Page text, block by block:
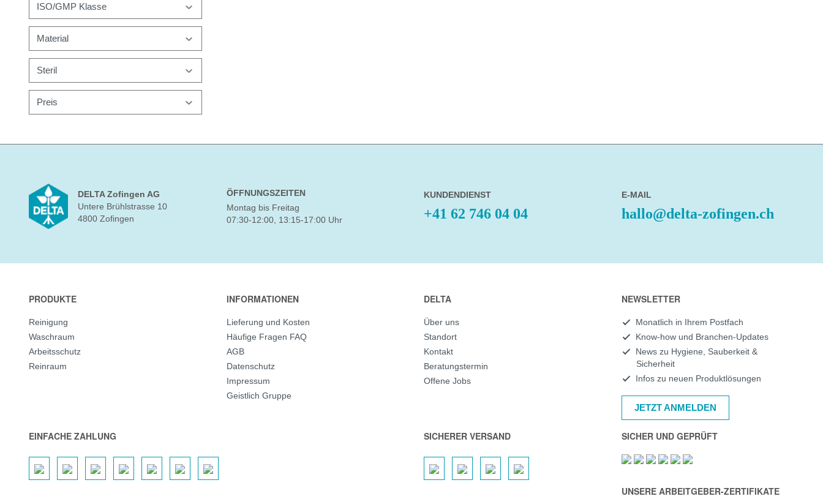
ISO/GMP Klasse
Material
Steril
Preis
DELTA Zofingen AG
Untere Brühlstrasse 10
4800 Zofingen
ÖFFNUNGSZEITEN
Montag bis Freitag
07:30-12:00, 13:15-17:00 Uhr
KUNDENDIENST
+41 62 746 04 04
E-MAIL
hallo@delta-zofingen.ch
PRODUKTE
Reinigung
Waschraum
Arbeitsschutz
Reinraum
INFORMATIONEN
Lieferung und Kosten
Häufige Fragen FAQ
AGB
Datenschutz
Impressum
Geistlich Gruppe
DELTA
Über uns
Standort
Kontakt
Beratungstermin
Offene Jobs
NEWSLETTER
Monatlich in Ihrem Postfach
Know-how und Branchen-Updates
News zu Hygiene, Sauberkeit &
Sicherheit
Infos zu neuen Produktlösungen
JETZT ANMELDEN
EINFACHE ZAHLUNG SICHERER VERSAND SICHER UND GEPRÜFT
UNSERE ARBEITGEBER-ZERTIFIKATE